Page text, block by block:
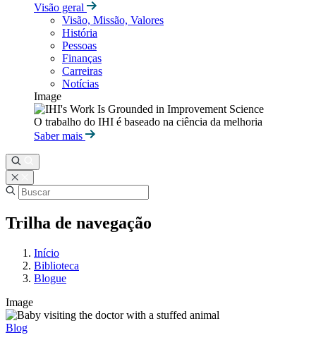
Visão geral
Visão, Missão, Valores
História
Pessoas
Finanças
Carreiras
Notícias
Image
O trabalho do IHI é baseado na ciência da melhoria
Saber mais
Trilha de navegação
Início
Biblioteca
Blogue
Image
Blog